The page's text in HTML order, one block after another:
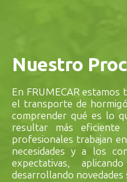
Nuestro
En FRUMECAR
el transporte de
comprender qué es lo
resultar más
profesionales trabajan
necesidades y a los
expectativas,
desarrollando